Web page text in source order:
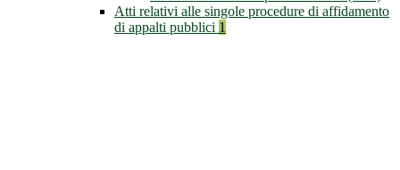
Atti relativi alle singole procedure di affidamento
di appalti pubblici 1